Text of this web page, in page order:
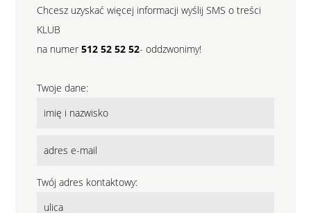
Chcesz uzyskać więcej informacji wyślij SMS o treści
KLUB
na numer 512 52 52 52- oddzwonimy!
Twoje dane:
Twój adres kontaktowy: